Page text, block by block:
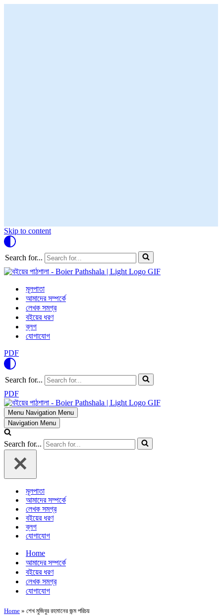
Skip to content
Search for...
মূলপাতা
আমাদের সম্পর্কে
লেখক সমগ্র
বইয়ের ধরণ
ব্লগ
যোগাযোগ
PDF
Search for...
PDF
Menu Navigation Menu
Navigation Menu
Search for...
মূলপাতা
আমাদের সম্পর্কে
লেখক সমগ্র
বইয়ের ধরণ
ব্লগ
যোগাযোগ
Home
আমাদের সম্পর্কে
বইয়ের ধরণ
লেখক সমগ্র
যোগাযোগ
Home » শেখ মুজিবুর রহমানের জন্ম পরিচয়